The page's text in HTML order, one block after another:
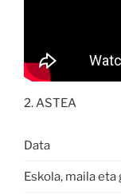
2. ASTEA
Data
Eskola, maila eta